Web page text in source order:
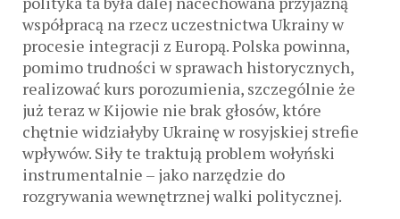
współpracą na rzecz uczestnictwa Ukrainy w
procesie integracji z Europą. Polska powinna,
pomimo trudności w sprawach historycznych,
realizować kurs porozumienia, szczególnie że
już teraz w Kijowie nie brak głosów, które
chętnie widziałyby Ukrainę w rosyjskiej strefie
wpływów. Siły te traktują problem wołyński
instrumentalnie – jako narzędzie do
rozgrywania wewnętrznej walki politycznej.